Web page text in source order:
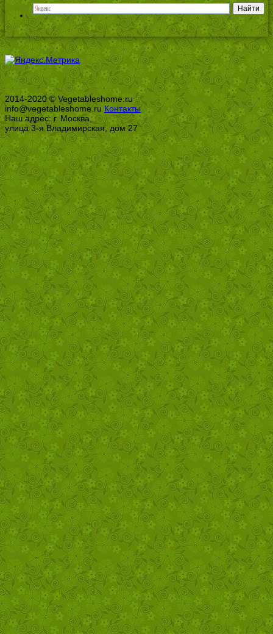
2014-2020 © Vegetableshome.ru
info@vegetableshome.ruКонтакты
Наш адрес: г. Москва,
улица 3-я Владимирская, дом 27